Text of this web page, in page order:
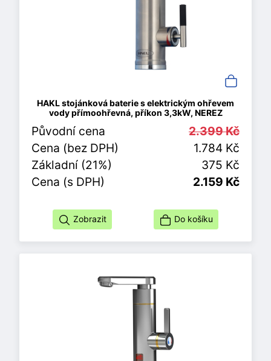
HAKL stojánková baterie s elektrickým ohřevem
vody přímoohřevná, příkon 3,3kW, NEREZ
Původní cena
2.399 Kč
Cena (bez DPH)
1.784 Kč
Základní (21%)
375 Kč
Cena (s DPH)
2.159 Kč
Zobrazit Do košíku